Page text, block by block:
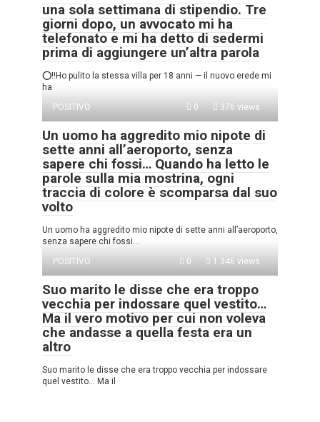
una sola settimana di stipendio. Tre
giorni dopo, un avvocato mi ha
telefonato e mi ha detto di sedermi
prima di aggiungere un’altra parola
⭕‼️Ho pulito la stessa villa per 18 anni — il nuovo erede mi
ha
POSITIVO
0 376 views
Un uomo ha aggredito mio nipote di
sette anni all’aeroporto, senza
sapere chi fossi… Quando ha letto le
parole sulla mia mostrina, ogni
traccia di colore è scomparsa dal suo
volto
Un uomo ha aggredito mio nipote di sette anni all’aeroporto,
senza sapere chi fossi…
POSITIVO
0 1.346 views
Suo marito le disse che era troppo
vecchia per indossare quel vestito…
Ma il vero motivo per cui non voleva
che andasse a quella festa era un
altro
Suo marito le disse che era troppo vecchia per indossare
quel vestito… Ma il